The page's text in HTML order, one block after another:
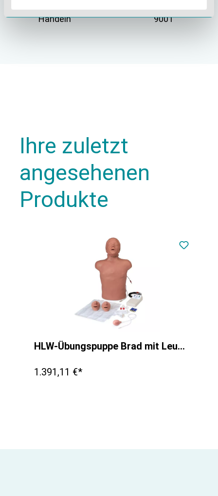
Handeln
9001
Ihre zuletzt
angesehenen
Produkte
HLW-Übungspuppe Brad mit Leuchtanzeige
1.391,11 €*